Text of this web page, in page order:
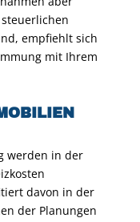
empfiehlt sich
mit Ihrem
werden in der
davon in der
der Planungen